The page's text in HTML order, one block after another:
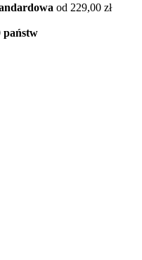
od 229,00 zł
państw